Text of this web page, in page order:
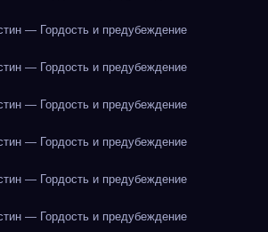
— Гордость и предубеждение
— Гордость и предубеждение
— Гордость и предубеждение
— Гордость и предубеждение
— Гордость и предубеждение
— Гордость и предубеждение